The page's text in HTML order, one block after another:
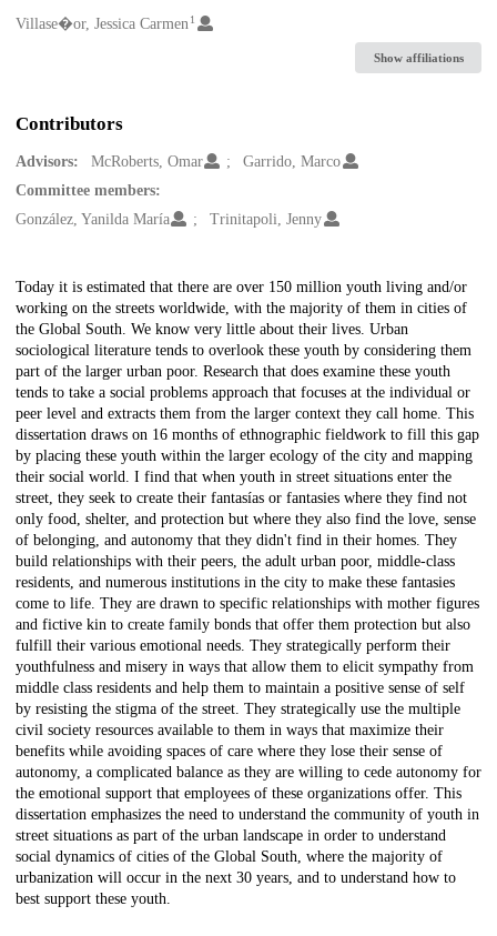
Creators
Villase�or, Jessica Carmen1
Show affiliations
Contributors
Advisors: McRoberts, Omar
Garrido, Marco
Committee members:
González, Yanilda María
Trinitapoli, Jenny
Description
Today it is estimated that there are over 150 million youth living and/or
working on the streets worldwide, with the majority of them in cities of
the Global South. We know very little about their lives. Urban
sociological literature tends to overlook these youth by considering them
part of the larger urban poor. Research that does examine these youth
tends to take a social problems approach that focuses at the individual or
peer level and extracts them from the larger context they call home. This
dissertation draws on 16 months of ethnographic fieldwork to fill this gap
by placing these youth within the larger ecology of the city and mapping
their social world. I find that when youth in street situations enter the
street, they seek to create their fantasías or fantasies where they find not
only food, shelter, and protection but where they also find the love, sense
of belonging, and autonomy that they didn't find in their homes. They
build relationships with their peers, the adult urban poor, middle-class
residents, and numerous institutions in the city to make these fantasies
come to life. They are drawn to specific relationships with mother figures
and fictive kin to create family bonds that offer them protection but also
fulfill their various emotional needs. They strategically perform their
youthfulness and misery in ways that allow them to elicit sympathy from
middle class residents and help them to maintain a positive sense of self
by resisting the stigma of the street. They strategically use the multiple
civil society resources available to them in ways that maximize their
benefits while avoiding spaces of care where they lose their sense of
autonomy, a complicated balance as they are willing to cede autonomy for
the emotional support that employees of these organizations offer. This
dissertation emphasizes the need to understand the community of youth in
street situations as part of the urban landscape in order to understand
social dynamics of cities of the Global South, where the majority of
urbanization will occur in the next 30 years, and to understand how to
best support these youth.